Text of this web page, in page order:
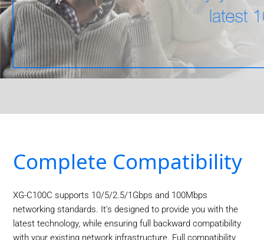
Complete Compatibility
XG-C100C supports 10/5/2.5/1Gbps and 100Mbps
networking standards. It's designed to provide you with the
latest technology, while ensuring full backward compatibility
with your existing network infrastructure. Full compatibility